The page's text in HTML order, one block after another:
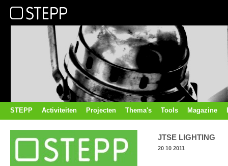
STEPP Activiteiten Projecten Thema's Tools Magazine
JTSE LIGHTING
20 10 2011